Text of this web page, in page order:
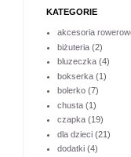
KATEGORIE
akcesoria
biżuteria (2)
bluzeczka (4)
bokserka (1)
bolerko (7)
chusta (1)
czapka (19)
dla dzieci (21)
dodatki (4)